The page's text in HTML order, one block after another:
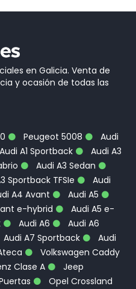
en Galicia. Venta de
y ocasión de todas las
Peugeot 5008
Audi
Audi A1 Sportback
Audi A3
Audi A3 Sedan
Sportback TFSIe
Audi
A4 Avant
Audi A5
e-hybrid
Audi A5 e-
Audi A6
Audi A6
Audi A7 Sportback
Audi
Volkswagen Caddy
Clase A
Jeep
Opel Crossland